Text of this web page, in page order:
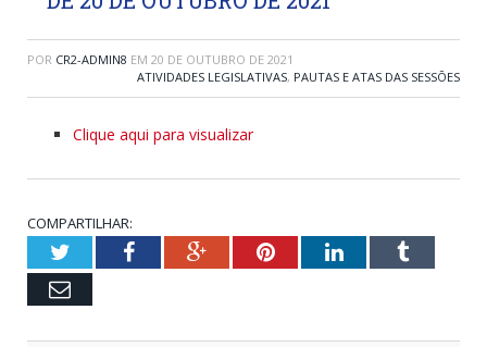
POR CR2-ADMIN8 EM 20 DE OUTUBRO DE 2021
ATIVIDADES LEGISLATIVAS, PAUTAS E ATAS DAS SESSÕES
Clique aqui para visualizar
COMPARTILHAR:
TwitterFacebookGoogle+PinterestLinkedInTumblr
Email